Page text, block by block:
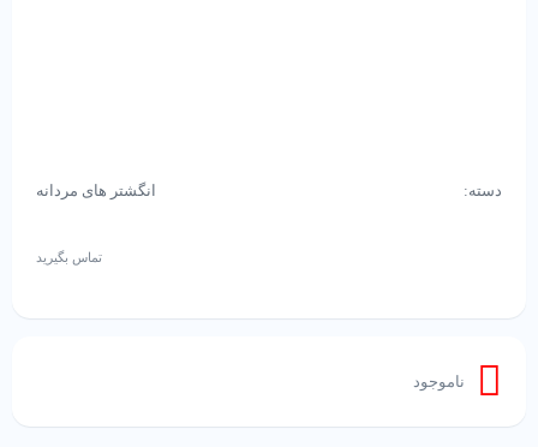
دسته: انگشتر های مردانه
تماس بگیرید
ناموجود